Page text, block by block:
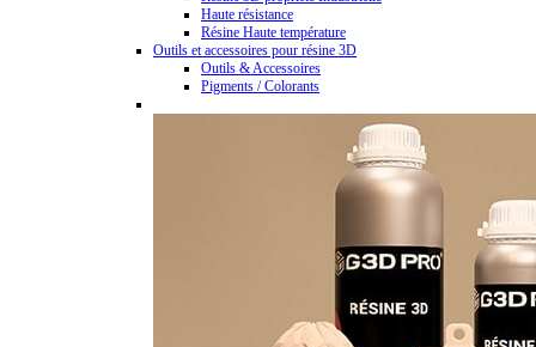
Haute résistance
Résine Haute température
Outils et accessoires pour résine 3D
Outils & Accessoires
Pigments / Colorants